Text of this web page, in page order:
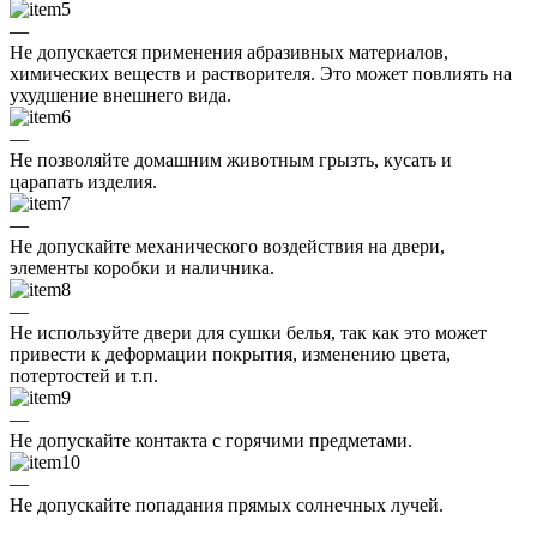
—
Не допускается применения абразивных материалов,
химических веществ и растворителя. Это может повлиять на
ухудшение внешнего вида.
—
Не позволяйте домашним животным грызть, кусать и
царапать изделия.
—
Не допускайте механического воздействия на двери,
элементы коробки и наличника.
—
Не используйте двери для сушки белья, так как это может
привести к деформации покрытия, изменению цвета,
потертостей и т.п.
—
Не допускайте контакта с горячими предметами.
—
Не допускайте попадания прямых солнечных лучей.